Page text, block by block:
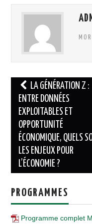
Navigation
des
articles
LA GÉNÉRATION Z :
ENTRE DONNÉES
EXPLOITABLES ET
OPPORTUNITÉ
ÉCONOMIQUE, QUELS
LES ENJEUX POUR
L’ÉCONOMIE ?
PROGRAMMES
Programme complet